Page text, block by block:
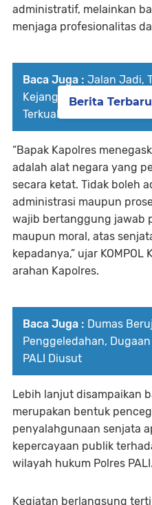
administratif, melainkan
menjaga profesionalitas
Baca Juga : Jalan Jadi,
Kejanggalan Proyek
Terkuak
“Bapak Kapolres
adalah alat negara yang
secara ketat. Tidak boleh
administrasi maupun
wajib bertanggung jawab
maupun moral, atas
kepadanya,” ujar
arahan Kapolres.
Baca Juga : Dumas
Penggeledahan, Dugaan
PALI Diusut
Lebih lanjut disampaikan
merupakan bentuk
penyalahgunaan senjata
kepercayaan publik
wilayah hukum Polres PALI.
Kegiatan berlangsung
Berita Terbaru